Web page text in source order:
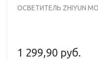
ОСВЕТИТЕЛЬ ZHIYUN
1 299,90 руб.